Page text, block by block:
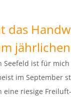
das
Seefeld ist für
im September
eine riesige